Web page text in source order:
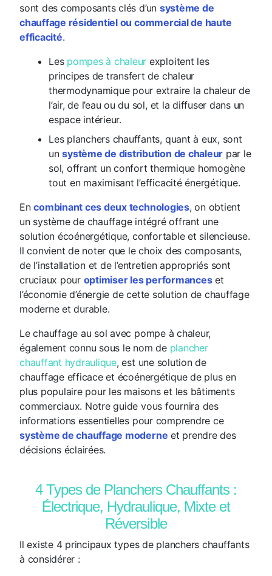
sont des composants clés d’un système de
chauffage résidentiel ou commercial de haute
efficacité.
Les pompes à chaleur exploitent les
principes de transfert de chaleur
thermodynamique pour extraire la chaleur de
l’air, de l’eau ou du sol, et la diffuser dans un
espace intérieur.
Les planchers chauffants, quant à eux, sont
unsystème de distribution de chaleur par le
sol, offrant un confort thermique homogène
tout en maximisant l’efficacité énergétique.
Encombinant ces deux technologies, on obtient
un système de chauffage intégré offrant une
solution écoénergétique, confortable et silencieuse.
Il convient de noter que le choix des composants,
de l’installation et de l’entretien appropriés sont
cruciaux pour optimiser les performanceset
l’économie d’énergie de cette solution de chauffage
moderne et durable.
Le chauffage au sol avec pompe à chaleur,
également connu sous le nom de plancher
chauffant hydraulique, est une solution de
chauffage efficace et écoénergétique de plus en
plus populaire pour les maisons et les bâtiments
commerciaux. Notre guide vous fournira des
informations essentielles pour comprendre ce
système de chauffage moderne et prendre des
décisions éclairées.
4 Types de Planchers Chauffants :
Électrique, Hydraulique, Mixte et
Réversible
Il existe 4 principaux types de planchers chauffants
à considérer :